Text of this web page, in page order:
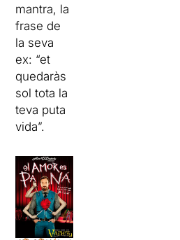
mantra, la
frase de
la seva
ex: “et
quedaràs
sol tota la
teva puta
vida”.